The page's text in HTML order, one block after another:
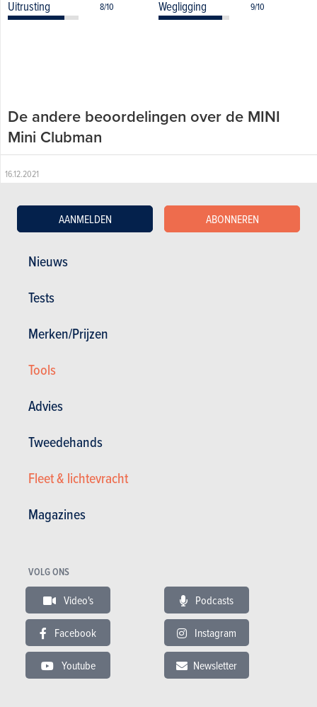
Nieuws
Tests
Merken/Prijzen
Tools
Advies
Tweedehands
Fleet & lichtevracht
Magazines
AANMELDEN ABONNEREN
VOLG ONS
Video's Podcasts
Facebook Instagram
Youtube Newsletter
Uitrusting 8/10 Wegligging 9/10
De andere beoordelingen over de MINI
Mini Clubman
16.12.2021
Algemene tevredenheid :
Tevredenheid eigenaar7 / 20
neant